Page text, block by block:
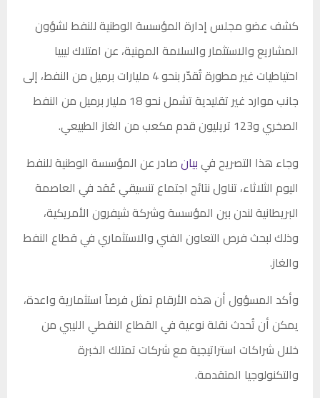
كشف عضو مجلس إدارة المؤسسة الوطنية للنفط لشؤون
المشاريع والاستثمار والسلامة المهنية، عن امتلاك ليبيا
احتياطيات غير مطورة تُقدّر بنحو 4 مليارات برميل من النفط، إلى
جانب موارد غير تقليدية تشمل نحو 18 مليار برميل من النفط
الصخري و123 تريليون قدم مكعب من الغاز الطبيعي.
وجاء هذا التصريح فيبيانصادر عن المؤسسة الوطنية للنفط
اليوم الثلاثاء، تناول نتائج اجتماع تنسيقي عُقد في العاصمة
البريطانية لندن بين المؤسسة وشركة شيفرون الأمريكية،
وذلك لبحث فرص التعاون الفني والاستثماري في قطاع النفط
والغاز.
وأكد المسؤول أن هذه الأرقام تمثل فرصاً استثمارية واعدة،
يمكن أن تُحدث نقلة نوعية في القطاع النفطي الليبي من
خلال شراكات استراتيجية مع شركات تمتلك الخبرة
والتكنولوجيا المتقدمة.